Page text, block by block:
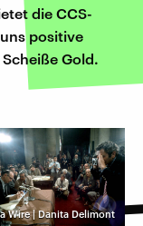
die CCS-
positive
Gold.
Wire | Danita Delimont